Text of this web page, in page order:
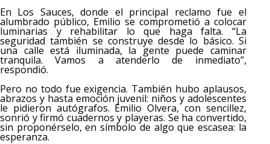
En Los Sauces, donde el principal reclamo fue el
alumbrado público, Emilio se comprometió a colocar
luminarias y rehabilitar lo que haga falta. “La
seguridad también se construye desde lo básico. Si
una calle está iluminada, la gente puede caminar
tranquila. Vamos a atenderlo de inmediato”,
respondió.
Pero no todo fue exigencia. También hubo aplausos,
abrazos y hasta emoción juvenil: niños y adolescentes
le pidieron autógrafos. Emilio Olvera, con sencillez,
sonrió y firmó cuadernos y playeras. Se ha convertido,
sin proponérselo, en símbolo de algo que escasea: la
esperanza.